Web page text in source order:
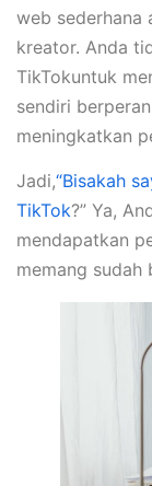
web sederhana
kreator. Anda
TikTokuntuk
sendiri
meningkatkan
Jadi,“Bisakah
TikTok?” Ya,
mendapatkan
memang sudah